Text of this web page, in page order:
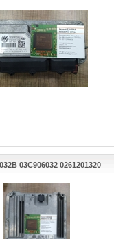
03C906032 0261201320